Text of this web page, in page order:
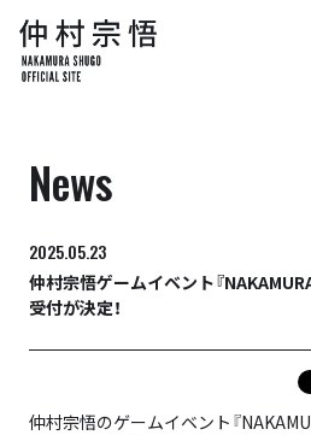
News
2025.05.23
仲村宗悟ゲームイベント『
受付が決定！
仲村宗悟のゲームイベント『